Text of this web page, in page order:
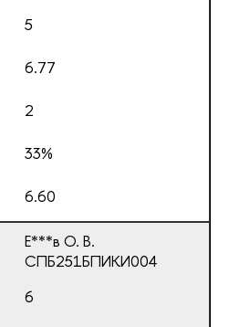
5
6.77
2
33%
6.60
Е***в О. В.
СПБ251БПИКИ004
6